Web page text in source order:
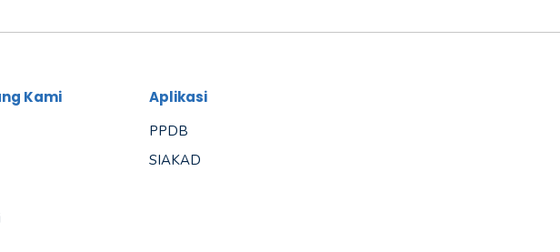
Kami Aplikasi
PPDB
SIAKAD